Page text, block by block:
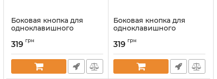
Боковая кнопка для
одноклавишного
SideButton (1-gang)
Артикул:000046461
319 грн
Боковая кнопка для
одноклавишного
SideButton (1-gang)
Артикул:000046470
319 грн